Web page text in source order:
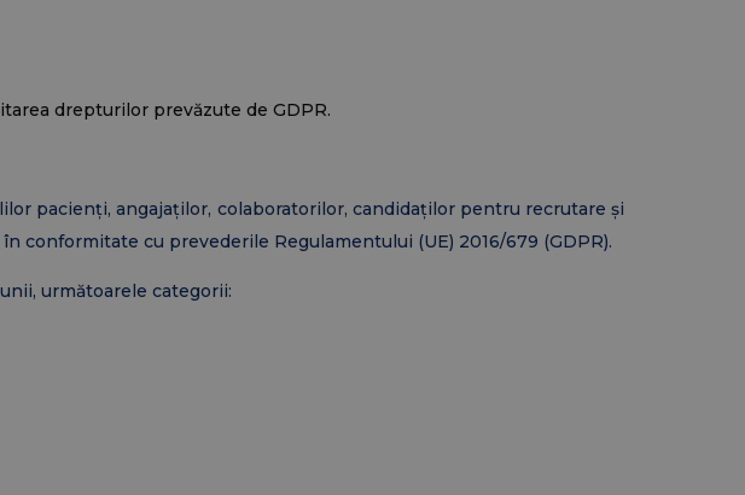
drepturilor prevăzute de GDPR.
pacienți, angajaților, colaboratorilor, candidaților pentru recrutare și
conformitate cu prevederile Regulamentului (UE) 2016/679 (GDPR).
următoarele categorii: